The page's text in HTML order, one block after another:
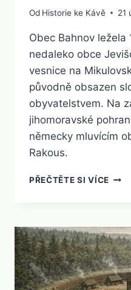
Od Historie ke Kávě 21
Obec Bahnov ležela
nedaleko obce
vesnice na
původně obsazen
obyvatelstvem. Na
jihomoravské
německy mluvícím
Rakous.
PŘEČTĚTE SI VÍCE